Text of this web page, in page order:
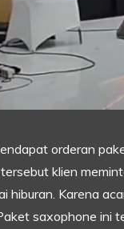
orderan
klien
hiburan. Karena
saxophone ini